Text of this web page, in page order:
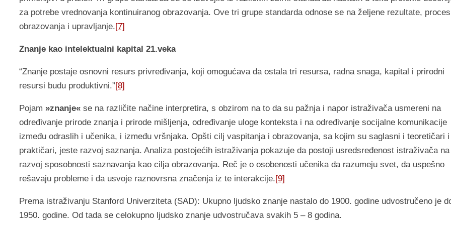
za potrebe vrednovanja kontinuiranog obrazovanja. Ove tri grupe standarda odnose se na željene rezultate, proces
obrazovanja i upravljanje.[7]
Znanje kao intelektualni kapital 21.veka
“Znanje postaje osnovni resurs privređivanja, koji omogućava da ostala tri resursa, radna snaga, kapital i prirodni
resursi budu produktivni.”[8]
Pojam »znanje« se na različite načine interpretira, s obzirom na to da su pažnja i napor istraživača usmereni na
određivanje prirode znanja i prirode mišljenja, određivanje uloge konteksta i na određivanje socijalne komunikacije
između odraslih i učenika, i između vršnjaka. Opšti cilj vaspitanja i obrazovanja, sa kojim su saglasni i teoretičari i
praktičari, jeste razvoj saznanja. Analiza postojećih istraživanja pokazuje da postoji usredsređenost istraživača na
razvoj sposobnosti saznavanja kao cilja obrazovanja. Reč je o osobenosti učenika da razumeju svet, da uspešno
rešavaju probleme i da usvoje raznovrsna značenja iz te interakcije.[9]
Prema istraživanju Stanford Univerziteta (SAD): Ukupno ljudsko znanje nastalo do 1900. godine udvostručeno je
1950. godine. Od tada se celokupno ljudsko znanje udvostručava svakih 5 – 8 godina.